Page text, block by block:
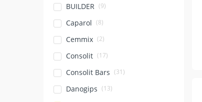
BUILDER (9)
Caparol (8)
Cemmix (2)
Consolit (17)
Consolit Bars (31)
Danogips (13)